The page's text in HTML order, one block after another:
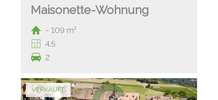
Maisonette-Wohnung
~ 109 m²
4.5
2
VERKAUFT